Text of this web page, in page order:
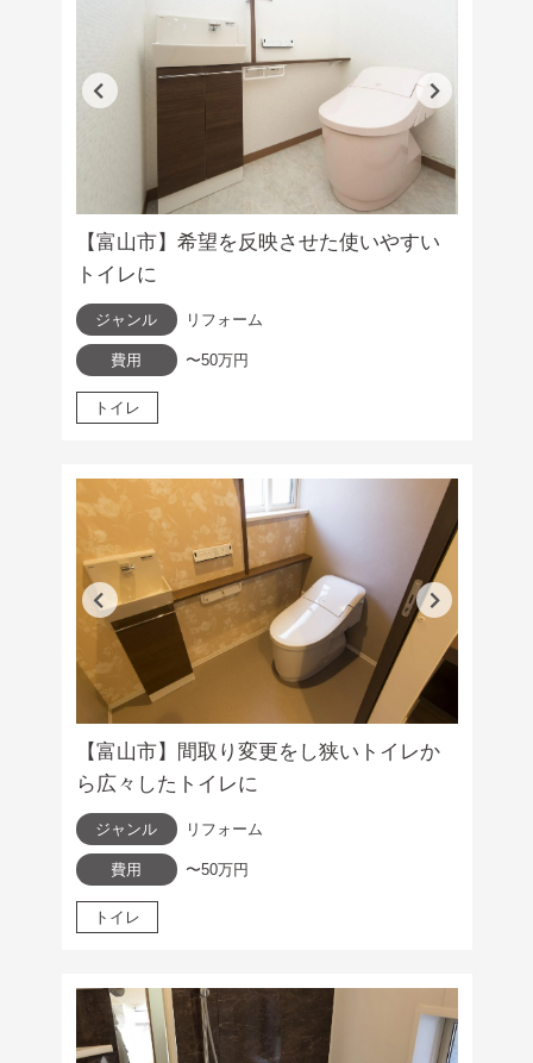
【富山市】希望を反映させた使いやすい
トイレに
ジャンル リフォーム
費用 〜50万円
トイレ
【富山市】間取り変更をし狭いトイレか
ら広々したトイレに
ジャンル リフォーム
費用 〜50万円
トイレ